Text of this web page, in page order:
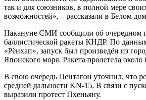
так и для союзников, в полной мере
возможностей», – рассказали в Белом
Накануне СМИ сообщили об очередном
баллистической ракеты КНДР. По
«Рёнхап», запуск был произведён из
Японского моря. Ракета пролетела около
В свою очередь Пентагон уточнил, что
средней дальности KN-15. В связи с
выразили протест Пхеньяну.